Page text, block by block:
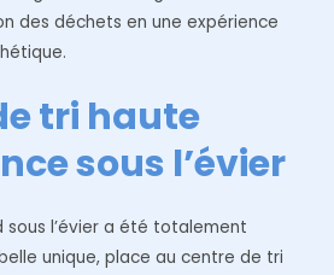
des déchets en une expérience
tri haute
sous l’évier
l’évier a été totalement
unique, place au centre de tri